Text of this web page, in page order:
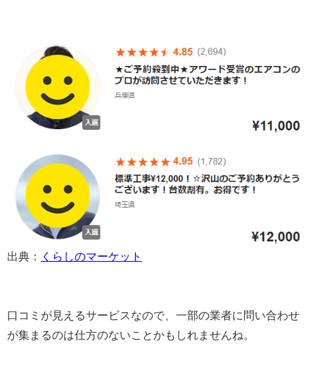
出典： くらしのマーケット
口コミが見えるサービスなので、一部の業者に問い合わせ
が集まるのは仕方のないことかもしれませんね。